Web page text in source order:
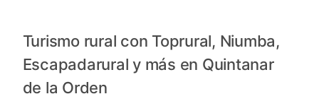
Turismo rural con Toprural, Niumba,
Escapadarural y más en Quintanar
de la Orden